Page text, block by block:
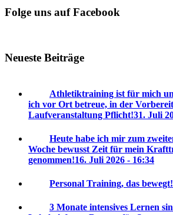
Folge uns auf Facebook
Neueste Beiträge
Athletiktraining ist für mich
ich vor Ort betreue, in der
Laufveranstaltung Pflicht!31. Juli
Heute habe ich mir zum
Woche bewusst Zeit für mein
genommen!16. Juli 2026 - 16:34
Personal Training, das bewegt!
3 Monate intensives Lernen